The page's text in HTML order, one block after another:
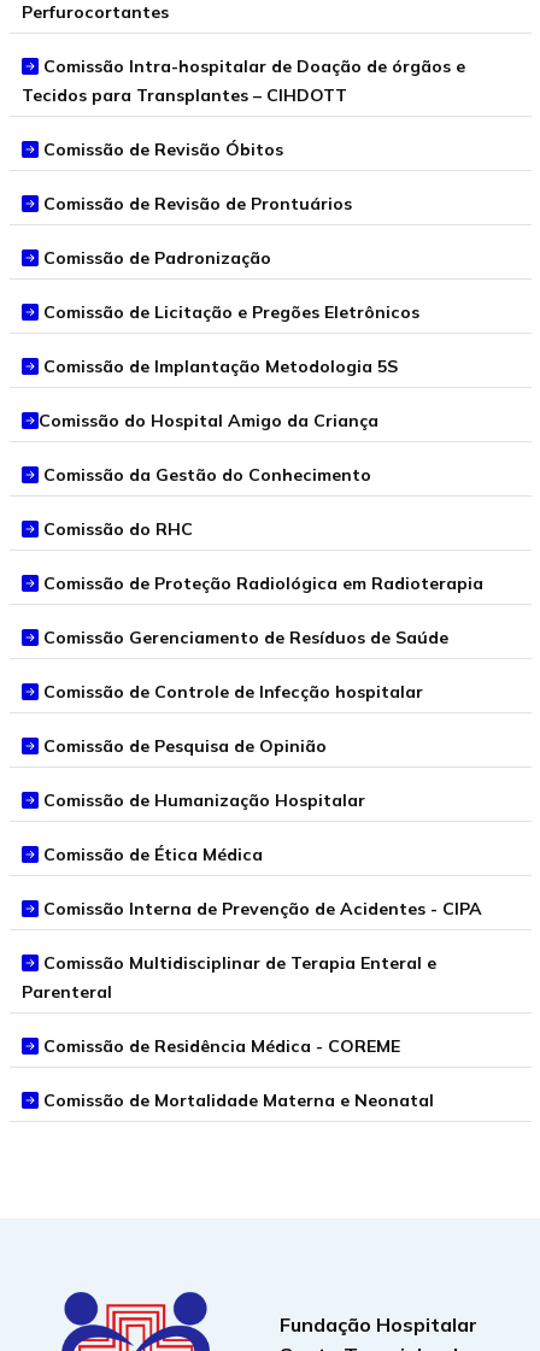
Perfurocortantes
Comissão Intra-hospitalar de Doação de órgãos e
Tecidos para Transplantes – CIHDOTT
Comissão de Revisão Óbitos
Comissão de Revisão de Prontuários
Comissão de Padronização
Comissão de Licitação e Pregões Eletrônicos
Comissão de Implantação Metodologia 5S
Comissão do Hospital Amigo da Criança
Comissão da Gestão do Conhecimento
Comissão do RHC
Comissão de Proteção Radiológica em Radioterapia
Comissão Gerenciamento de Resíduos de Saúde
Comissão de Controle de Infecção hospitalar
Comissão de Pesquisa de Opinião
Comissão de Humanização Hospitalar
Comissão de Ética Médica
Comissão Interna de Prevenção de Acidentes - CIPA
Comissão Multidisciplinar de Terapia Enteral e
Parenteral
Comissão de Residência Médica - COREME
Comissão de Mortalidade Materna e Neonatal
Fundação Hospitalar